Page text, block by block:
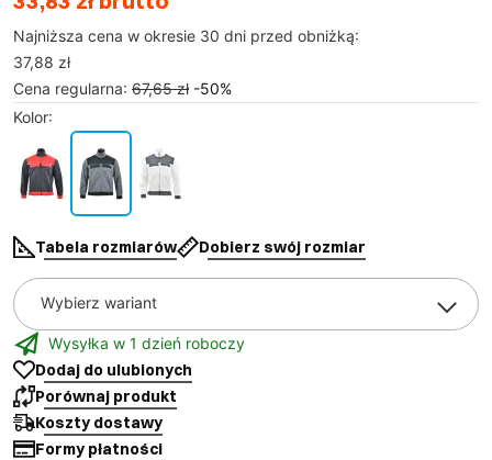
Najniższa cena w okresie 30 dni przed obniżką:
37,88 zł
Cena regularna: 67,65 zł -50%
Kolor:
Tabela rozmiarów Dobierz swój rozmiar
Wybierz wariant
Wysyłka w 1 dzień roboczy
Dodaj do ulubionych
Porównaj produkt
Koszty dostawy
Formy płatności